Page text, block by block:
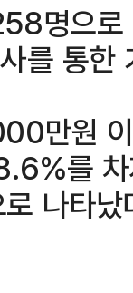
명으
를 통한
만원
를
나타